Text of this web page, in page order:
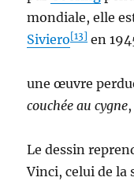
mondiale, elle
Siviero[13] en
une œuvre
couchée au cygne
Le dessin
Vinci, celui de la